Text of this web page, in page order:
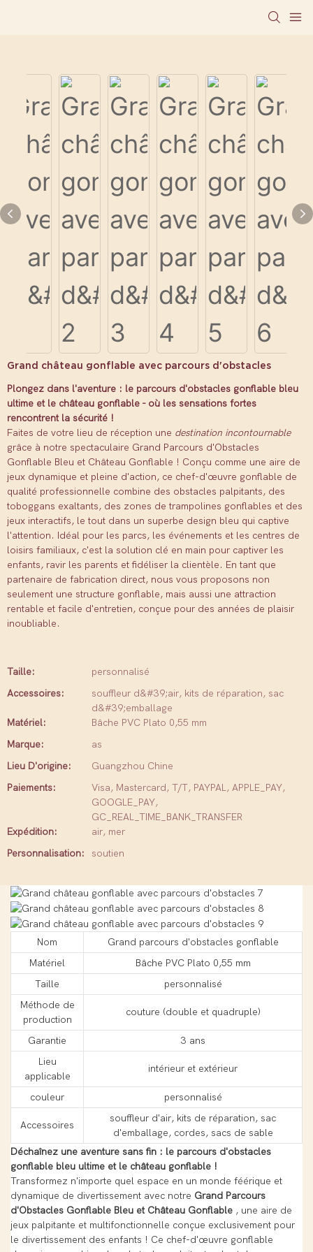
Grand château gonflable avec parcours d'obstacles
Plongez dans l'aventure : le parcours d'obstacles gonflable bleu
ultime et le château gonflable - où les sensations fortes
rencontrent la sécurité !
Faites de votre lieu de réception une destination incontournable
grâce à notre spectaculaire Grand Parcours d'Obstacles
Gonflable Bleu et Château Gonflable ! Conçu comme une aire de
jeux dynamique et pleine d'action, ce chef-d'œuvre gonflable de
qualité professionnelle combine des obstacles palpitants, des
toboggans exaltants, des zones de trampolines gonflables et des
jeux interactifs, le tout dans un superbe design bleu qui captive
l'attention. Idéal pour les parcs, les événements et les centres de
loisirs familiaux, c'est la solution clé en main pour captiver les
enfants, ravir les parents et fidéliser la clientèle. En tant que
partenaire de fabrication direct, nous vous proposons non
seulement une structure gonflable, mais aussi une attraction
rentable et facile d'entretien, conçue pour des années de plaisir
inoubliable.
Taille:
personnalisé
Accessoires:
souffleur d&#39;air, kits de réparation, sac
d&#39;emballage
Matériel:
Bâche PVC Plato 0,55 mm
Marque:
as
Lieu D'origine:
Guangzhou Chine
Paiements:
Visa, Mastercard, T/T, PAYPAL, APPLE_PAY,
GOOGLE_PAY,
GC_REAL_TIME_BANK_TRANSFER
Expédition:
air, mer
Personnalisation:
soutien
Nom
Grand parcours d'obstacles gonflable
Matériel
Bâche PVC Plato 0,55 mm
Taille
personnalisé
Méthode de
production
couture (double et quadruple)
Garantie
3 ans
Lieu
applicable
intérieur et extérieur
couleur personnalisé
Accessoires
souffleur d'air, kits de réparation, sac
d'emballage, cordes, sacs de sable
Déchaînez une aventure sans fin : le parcours d'obstacles
gonflable bleu ultime et le château gonflable !
Transformez n'importe quel espace en un monde féérique et
dynamique de divertissement avec notre Grand Parcours
d'Obstacles Gonflable Bleu et Château Gonflable , une aire de
jeux palpitante et multifonctionnelle conçue exclusivement pour
le divertissement des enfants ! Ce chef-d'œuvre gonflable